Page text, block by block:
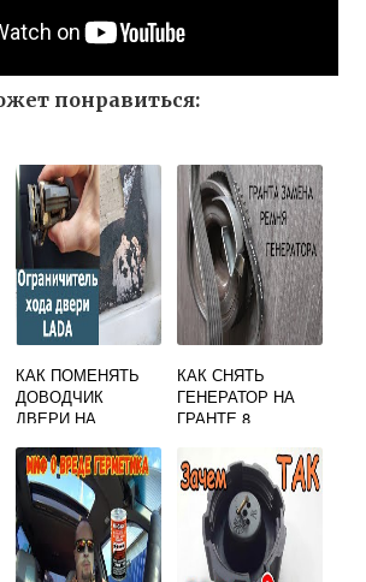
понравиться:
КАК ПОМЕНЯТЬ
ДОВОДЧИК
ДВЕРИ НА
КАК СНЯТЬ
ГЕНЕРАТОР НА
ГРАНТЕ 8
НАТЯЖИТЕЛЯ